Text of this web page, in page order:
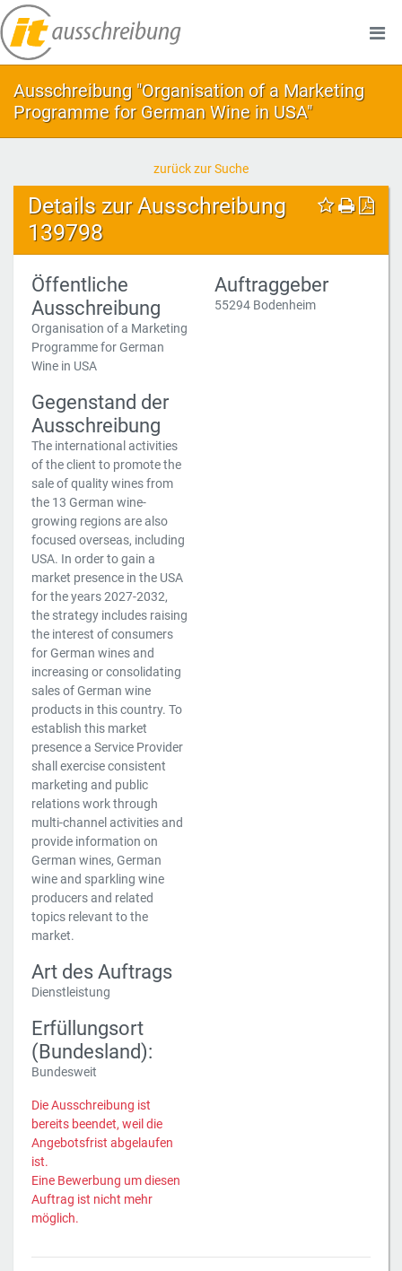
Ausschreibung "Organisation of a Marketing
Programme for German Wine in USA"
zurück zur Suche
Details zur Ausschreibung
139798
Öffentliche
Ausschreibung
Organisation of a Marketing
Programme for German
Wine in USA
Gegenstand der
Ausschreibung
The international activities
of the client to promote the
sale of quality wines from
the 13 German wine-
growing regions are also
focused overseas, including
USA. In order to gain a
market presence in the USA
for the years 2027-2032,
the strategy includes raising
the interest of consumers
for German wines and
increasing or consolidating
sales of German wine
products in this country. To
establish this market
presence a Service Provider
shall exercise consistent
marketing and public
relations work through
multi-channel activities and
provide information on
German wines, German
wine and sparkling wine
producers and related
topics relevant to the
market.
Art des Auftrags
Dienstleistung
Erfüllungsort
(Bundesland):
Bundesweit
Die Ausschreibung ist
bereits beendet, weil die
Angebotsfrist abgelaufen
ist.
Eine Bewerbung um diesen
Auftrag ist nicht mehr
möglich.
Auftraggeber
55294 Bodenheim